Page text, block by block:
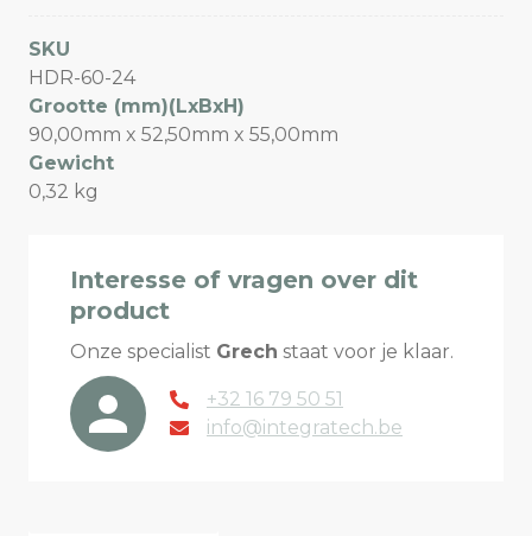
SKU
HDR-60-24
Grootte (mm)(LxBxH)
90,00mm x 52,50mm x 55,00mm
Gewicht
0,32 kg
Interesse of vragen over dit
product
Onze specialist Grech staat voor je klaar.
+32 16 79 50 51
info@integratech.be